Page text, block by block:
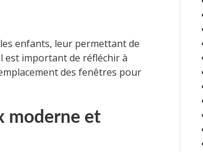
enfants, leur permettant de
est important de réfléchir à
des fenêtres pour
moderne et